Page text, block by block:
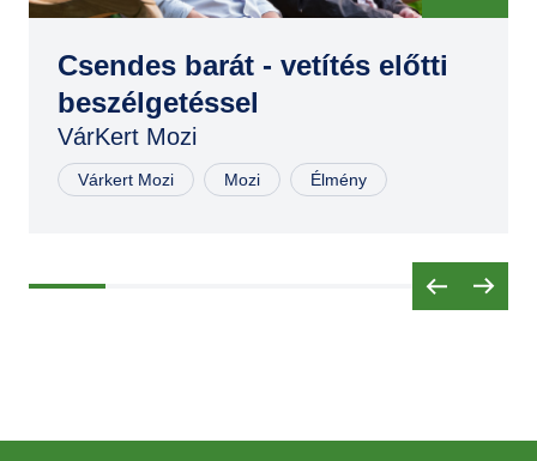
Csendes barát - vetítés előtti
beszélgetéssel
VárKert Mozi
Várkert Mozi Mozi Élmény